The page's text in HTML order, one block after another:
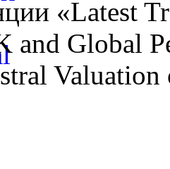
«Latest
and Global